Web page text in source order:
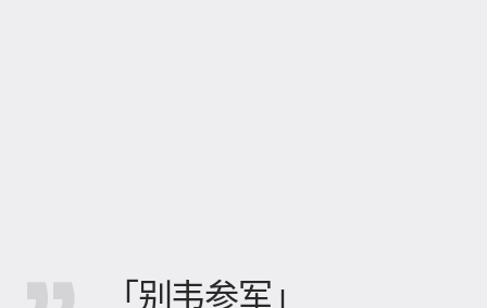
「别韦参军」